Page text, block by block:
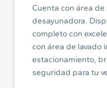
Cuenta con área
desayunadora.
completo con
con área de lavado
estacionamiento,
seguridad para tu